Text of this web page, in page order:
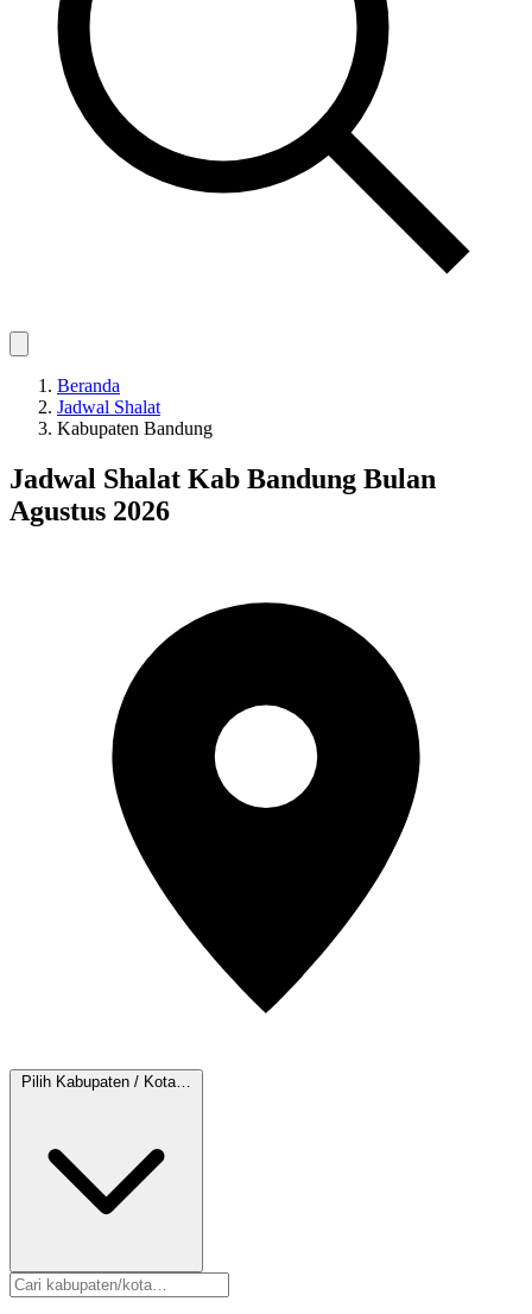
Beranda
Jadwal Shalat
Kabupaten Bandung
Jadwal Shalat Kab Bandung Bulan
Agustus 2026
Pilih Kabupaten / Kota…